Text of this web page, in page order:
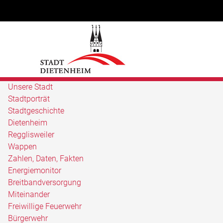
Unsere Stadt
Stadtporträt
Stadtgeschichte
Dietenheim
Regglisweiler
Wappen
Zahlen, Daten, Fakten
Energiemonitor
Breitbandversorgung
Miteinander
Freiwillige Feuerwehr
Bürgerwehr